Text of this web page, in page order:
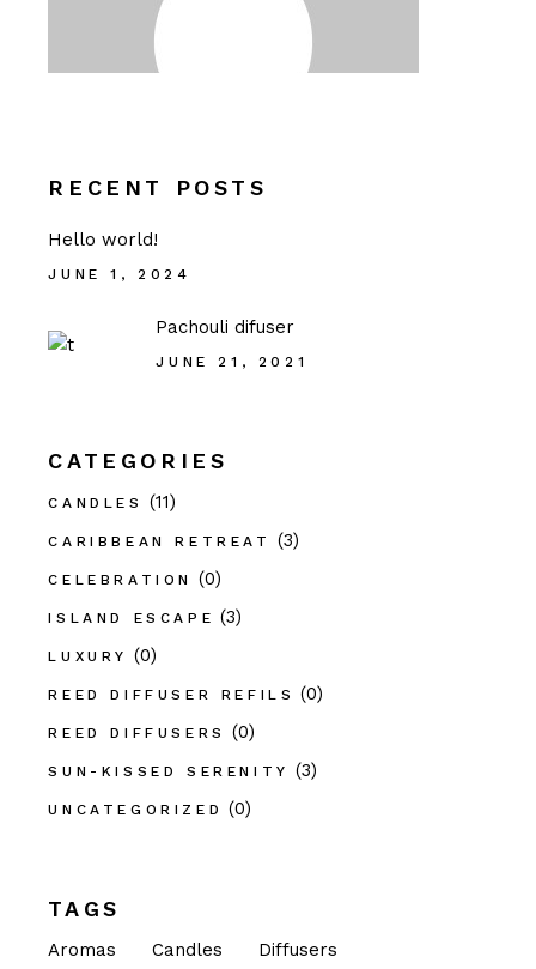
RECENT POSTS
Hello world!
JUNE 1, 2024
Pachouli difuser
JUNE 21, 2021
CATEGORIES
CANDLES (11)
CARIBBEAN RETREAT (3)
CELEBRATION (0)
ISLAND ESCAPE (3)
LUXURY (0)
REED DIFFUSER REFILS (0)
REED DIFFUSERS (0)
SUN-KISSED SERENITY (3)
UNCATEGORIZED (0)
TAGS
Aromas Candles
Diffusers